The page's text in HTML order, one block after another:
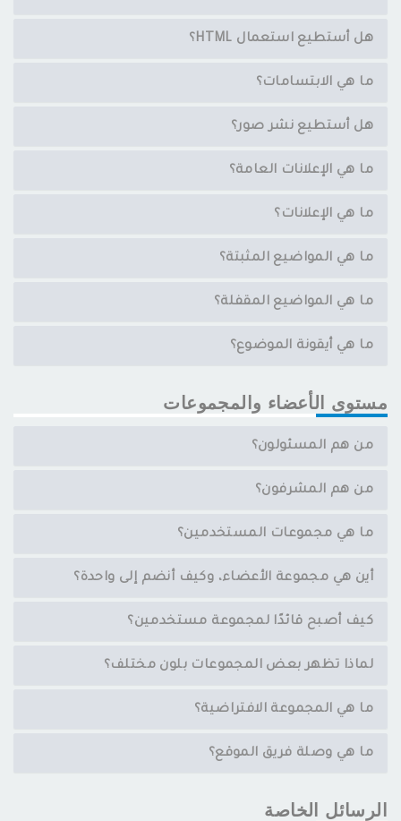
هل أستطيع استعمال HTML؟
ما هي الابتسامات؟
هل أستطيع نشر صور؟
ما هي الإعلانات العامة؟
ما هي الإعلانات؟
ما هي المواضيع المثبتة؟
ما هي المواضيع المقفلة؟
ما هي أيقونة الموضوع؟
مستوى الأعضاء والمجموعات
من هم المسئولون؟
من هم المشرفون؟
ما هي مجموعات المستخدمين؟
أين هي مجموعة الأعضاء، وكيف أنضم إلى واحدة؟
كيف أصبح قائدًا لمجموعة مستخدمين؟
لماذا تظهر بعض المجموعات بلون مختلف؟
ما هي المجموعة الافتراضية؟
ما هي وصلة فريق الموقع؟
الرسائل الخاصة